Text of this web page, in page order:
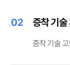
02 증착 기술
증착 기술